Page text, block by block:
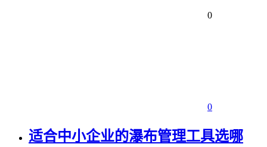
0
0
适合中小企业的瀑布管理工具选哪